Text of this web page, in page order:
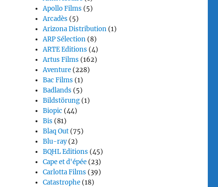
Apollo Films (5)
Arcadès (5)
Arizona Distribution (1)
ARP Sélection (8)
ARTE Editions (4)
Artus Films (162)
Aventure (228)
Bac Films (1)
Badlands (5)
Bildstörung (1)
Biopic (44)
Bis (81)
Blaq Out (75)
Blu-ray(2)
BQHL Editions (45)
Cape et d'épée (23)
Carlotta Films (39)
Catastrophe (18)